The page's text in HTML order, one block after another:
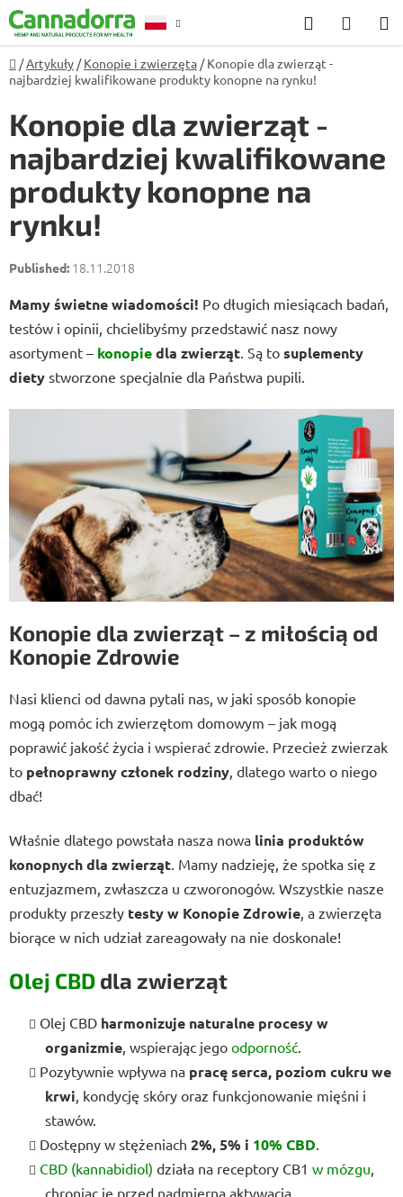
Przejść
do
treści
Szukaj
Poradnia
Home
/Artykuły / Konopie i zwierzęta / Konopie dla zwierząt -
najbardziej kwalifikowane produkty konopne na rynku!
Konopie dla zwierząt -
najbardziej kwalifikowane
produkty konopne na
rynku!
18.11.2018
Mamy świetne wiadomości! Po długich miesiącach badań,
testów i opinii, chcielibyśmy przedstawić nasz nowy
asortyment – konopiedla zwierząt. Są to suplementy
diety stworzone specjalnie dla Państwa pupili.
Konopie dla zwierząt – z miłością od
Konopie Zdrowie
Nasi klienci od dawna pytali nas, w jaki sposób konopie
mogą pomóc ich zwierzętom domowym – jak mogą
poprawić jakość życia i wspierać zdrowie. Przecież zwierzak
to pełnoprawny członek rodziny , dlatego warto o niego
dbać!
Właśnie dlatego powstała nasza nowa linia produktów
konopnych dla zwierząt . Mamy nadzieję, że spotka się z
entuzjazmem, zwłaszcza u czworonogów. Wszystkie nasze
produkty przeszły testy w Konopie Zdrowie , a zwierzęta
biorące w nich udział zareagowały na nie doskonale!
Olej CBD dla zwierząt
Olej CBD harmonizuje naturalne procesy w
organizmie , wspierając jego odporność
Pozytywnie wpływa na pracę serca, poziom cukru we
krwi , kondycję skóry oraz funkcjonowanie mięśni i
stawów.
Dostępny w stężeniach 2%, 5% i 10% CBD
CBD (kannabidiol) działa na receptory CB1 w mózgu
chroniąc je przed nadmierną aktywacją.